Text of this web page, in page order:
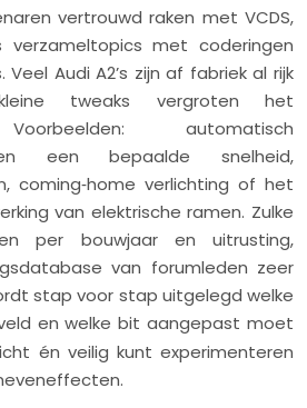
vertrouwd raken met VCDS,
met coderingen
Audi A2’s zijn af fabriek al rijk
tweaks vergroten het
automatisch
een bepaalde snelheid,
coming‑home verlichting of het
van elektrische ramen. Zulke
per bouwjaar en uitrusting,
van forumleden zeer
stap voor stap uitgelegd welke
en welke bit aangepast moet
én veilig kunt experimenteren